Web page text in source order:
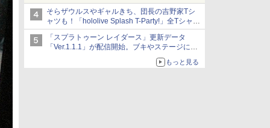
8月7日発売
「特製ガーリックマヨソース」を使用した超大
型チーズバーガー
そらザウルスやギャルきち、団長の吉野家Tシ
ャツも！「hololive Splash T-Party!」全Tシャツ
ラインナップ公開＆オンライン販売開始
「スプラトゥーン レイダース」更新データ
「Ver.1.1.1」が配信開始。ブキやステージに関
もっと見る